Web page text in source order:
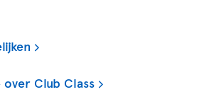
Club Class